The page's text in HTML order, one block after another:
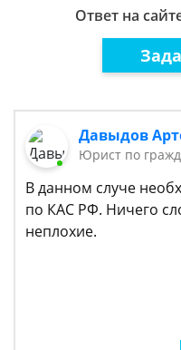
Ответ на
Давыдов
Юрист по
В данном случе
по КАС РФ. Ничего
неплохие.